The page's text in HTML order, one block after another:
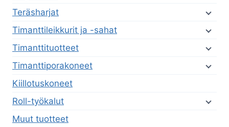
Teräsharjat
Timanttileikkurit ja -sahat
Timanttituotteet
Timanttiporakoneet
Kiillotuskoneet
Roll-työkalut
Muut tuotteet